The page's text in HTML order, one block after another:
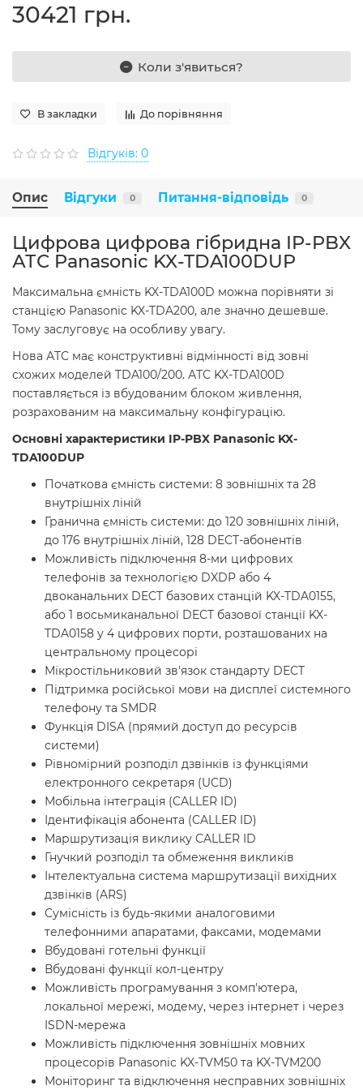
30421 грн.
Коли з'явиться?
В закладки До порівняння
Відгуків: 0
Опис Відгуки 0 Питання-відповідь 0
Цифрова цифрова гібридна IP-PBX
АТС Panasonic KX-TDA100DUP
Максимальна ємність KX-TDA100D можна порівняти зі
станцією Panasonic KX-TDA200, але значно дешевше.
Тому заслуговує на особливу увагу.
Нова АТС має конструктивні відмінності від зовні
схожих моделей TDA100/200. АТС KX-TDA100D
поставляється із вбудованим блоком живлення,
розрахованим на максимальну конфігурацію.
Основні характеристики IP-PBX Panasonic KX-
TDA100DUP
Початкова ємність системи: 8 зовнішніх та 28
внутрішніх ліній
Гранична ємність системи: до 120 зовнішніх ліній,
до 176 внутрішніх ліній, 128 DECT-абонентів
Можливість підключення 8-ми цифрових
телефонів за технологією DXDP або 4
двоканальних DECT базових станцій KX-TDA0155,
або 1 восьмиканальної DECT базової станції KX-
TDA0158 у 4 цифрових порти, розташованих на
центральному процесорі
Мікростільниковий зв'язок стандарту DECT
Підтримка російської мови на дисплеї системного
телефону та SMDR
Функція DISA (прямий доступ до ресурсів
системи)
Рівномірний розподіл дзвінків із функціями
електронного секретаря (UCD)
Мобільна інтеграція (CALLER ID)
Ідентифікація абонента (CALLER ID)
Маршрутизація виклику CALLER ID
Гнучкий розподіл та обмеження викликів
Інтелектуальна система маршрутизації вихідних
дзвінків (ARS)
Сумісність із будь-якими аналоговими
телефонними апаратами, факсами, модемами
Вбудовані готельні функції
Вбудовані функції кол-центру
Можливість програмування з комп'ютера,
локальної мережі, модему, через інтернет і через
ISDN-мережа
Можливість підключення зовнішніх мовних
процесорів Panasonic KX-TVM50 та KX-TVM200
Моніторинг та відключення несправних зовнішніх